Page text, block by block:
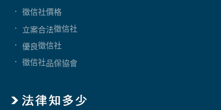
徵信社價格
立案合法徵信社
優良徵信社
徵信社品保協會